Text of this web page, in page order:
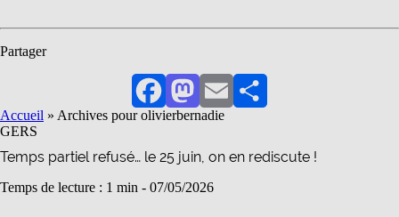
Partager
FacebookMastodon
EmailPartager
Accueil » Archives pour olivierbernadie
GERS
Temps partiel refusé… le 25 juin, on en rediscute !
Temps de lecture : 1 min - 07/05/2026